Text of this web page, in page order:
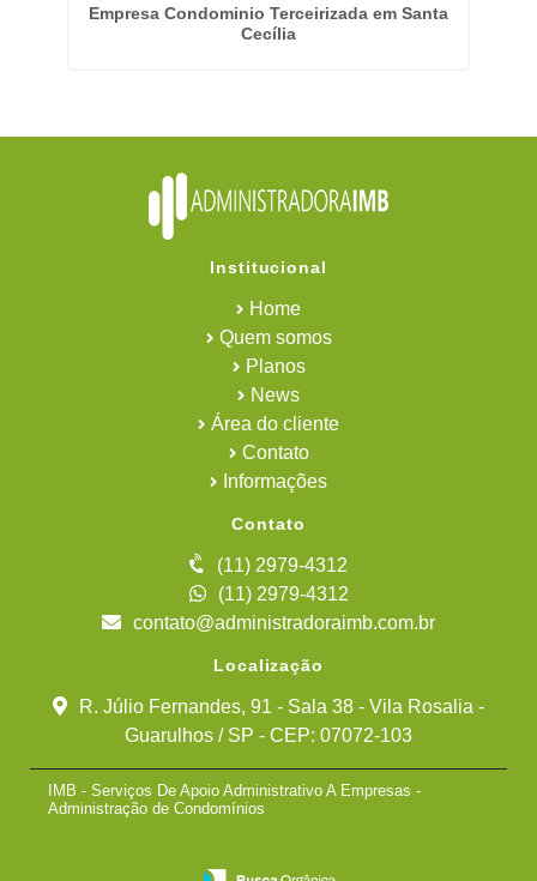
Empresa Condominio Terceirizada em Santa
Cecília
Institucional
Home
Quem somos
Planos
News
Área do cliente
Contato
Informações
Contato
(11) 2979-4312
(11) 2979-4312
contato@administradoraimb.com.br
Localização
R. Júlio Fernandes, 91 - Sala 38 - Vila Rosalia -
Guarulhos / SP - CEP: 07072-103
IMB - Serviços De Apoio Administrativo A Empresas -
Administração de Condomínios